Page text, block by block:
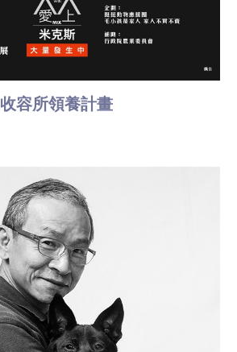
收容所領養計畫